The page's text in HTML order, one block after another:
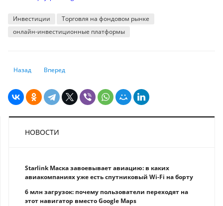
Инвестиции
Торговля на фондовом рынке
онлайн-инвестиционные платформы
Предыдущий: 29,78 млрд тенге вывели казахстанцы из ЕНПФ в
Назад Следующий: Глава JPMorgan раскритиковал центральные
Вперед
НОВОСТИ
Starlink Маска завоевывает авиацию: в каких
авиакомпаниях уже есть спутниковый Wi-Fi на борту
6 млн загрузок: почему пользователи переходят на
этот навигатор вместо Google Maps